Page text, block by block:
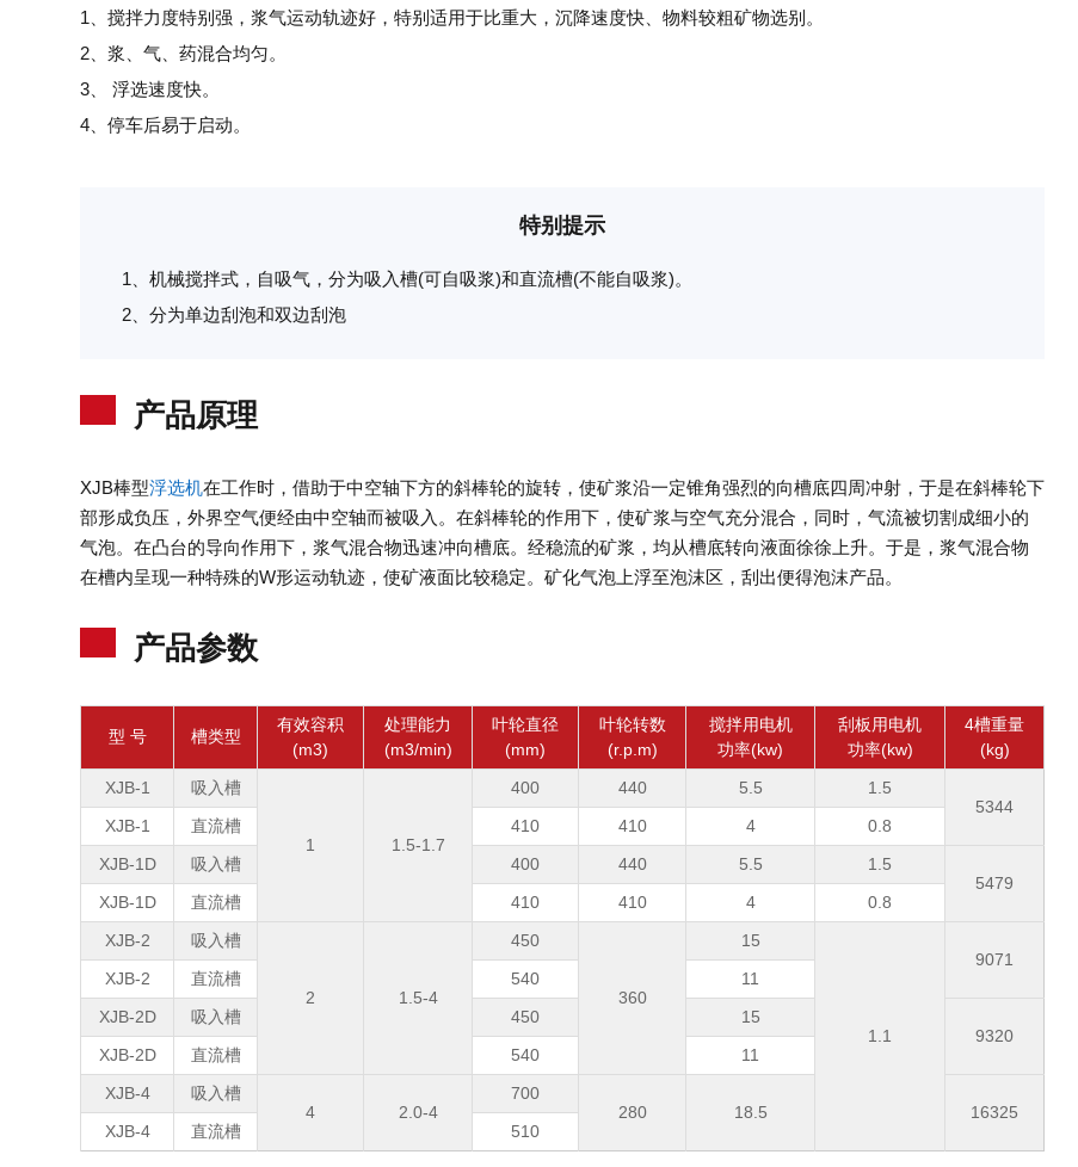
1、搅拌力度特别强，浆气运动轨迹好，特别适用于比重大，沉降速度快、物料较粗矿物选别。
2、浆、气、药混合均匀。
3、 浮选速度快。
4、停车后易于启动。
特别提示
1、机械搅拌式，自吸气，分为吸入槽(可自吸浆)和直流槽(不能自吸浆)。
2、分为单边刮泡和双边刮泡
产品原理
XJB棒型浮选机在工作时，借助于中空轴下方的斜棒轮的旋转，使矿浆沿一定锥角强烈的向槽底四周冲射，于是在斜棒轮下
部形成负压，外界空气便经由中空轴而被吸入。在斜棒轮的作用下，使矿浆与空气充分混合，同时，气流被切割成细小的
气泡。在凸台的导向作用下，浆气混合物迅速冲向槽底。经稳流的矿浆，均从槽底转向液面徐徐上升。于是，浆气混合物
在槽内呈现一种特殊的W形运动轨迹，使矿液面比较稳定。矿化气泡上浮至泡沫区，刮出便得泡沫产品。
产品参数
型 号 槽类型
有效容积
(m3)
处理能力
(m3/min)
叶轮直径
(mm)
叶轮转数
(r.p.m)
搅拌用电机
功率(kw)
刮板用电机
功率(kw)
4槽重量
(kg)
XJB-1
吸入槽
1 1.5-1.7
400 440 5.5
1.5
5344
XJB-1
直流槽 410 410 4
0.8
XJB-1D
吸入槽 400 440 5.5
1.5
5479
XJB-1D
直流槽 410 410 4
0.8
XJB-2
吸入槽
2 1.5-4
450
360
15
1.1
9071
XJB-2
直流槽 540
11
XJB-2D
吸入槽 450
15
9320
XJB-2D
直流槽 540
11
XJB-4
吸入槽
4
2.0-4
700
280
18.5
16325
XJB-4
直流槽 510